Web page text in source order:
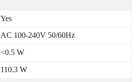
Yes
AC 100-240V 50/60Hz
<0.5 W
110.3 W